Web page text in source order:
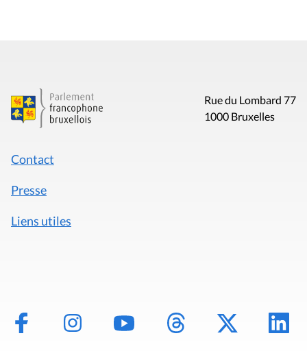
Rue du Lombard 77
1000 Bruxelles
Contact
Presse
Liens utiles